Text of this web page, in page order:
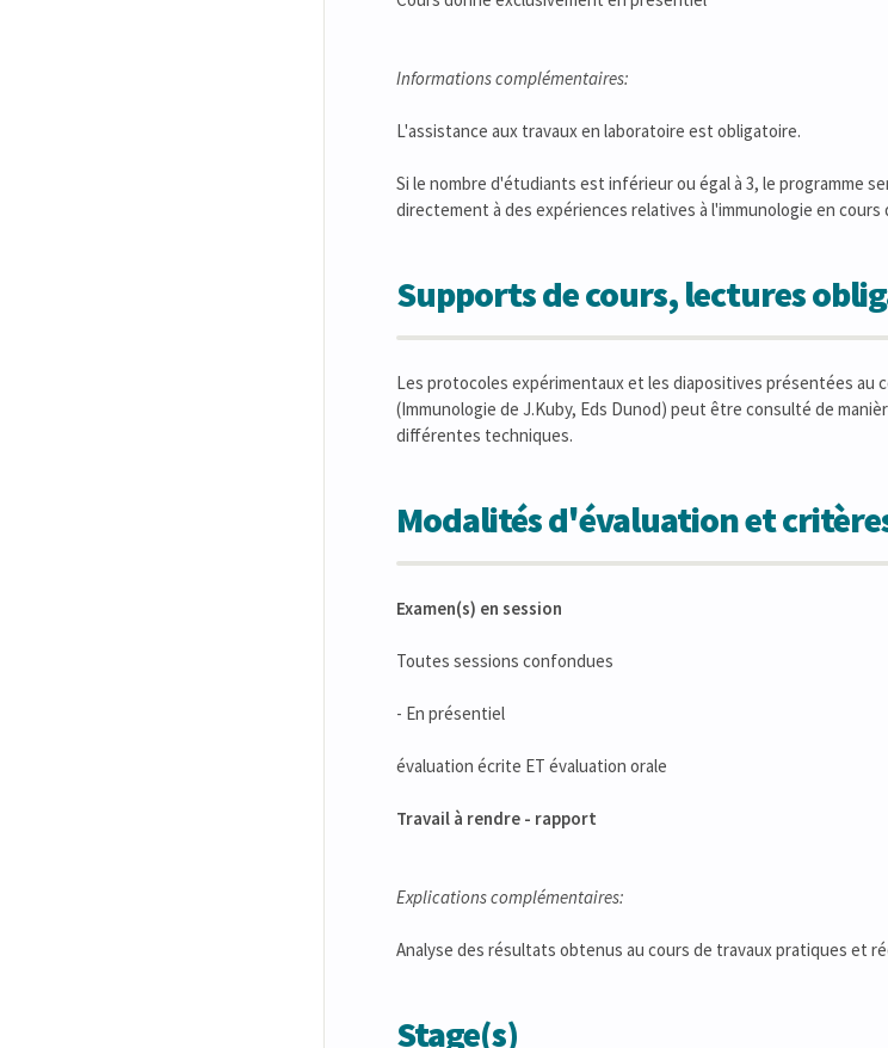
Informations complémentaires:
L'assistance aux travaux en laboratoire est obligatoire.
Si le nombre d'étudiants est inférieur ou égal à 3, le programme
directement à des expériences relatives à l'immunologie en
Supports de cours, lectures
Les protocoles expérimentaux et les diapositives présentées au
(Immunologie de J.Kuby, Eds Dunod) peut être consulté de
différentes techniques.
Modalités d'évaluation et
Examen(s) en session
Toutes sessions confondues
- En présentiel
évaluation écrite ET évaluation orale
Travail à rendre - rapport
Explications complémentaires:
Analyse des résultats obtenus au cours de travaux pratiques et
Stage(s)